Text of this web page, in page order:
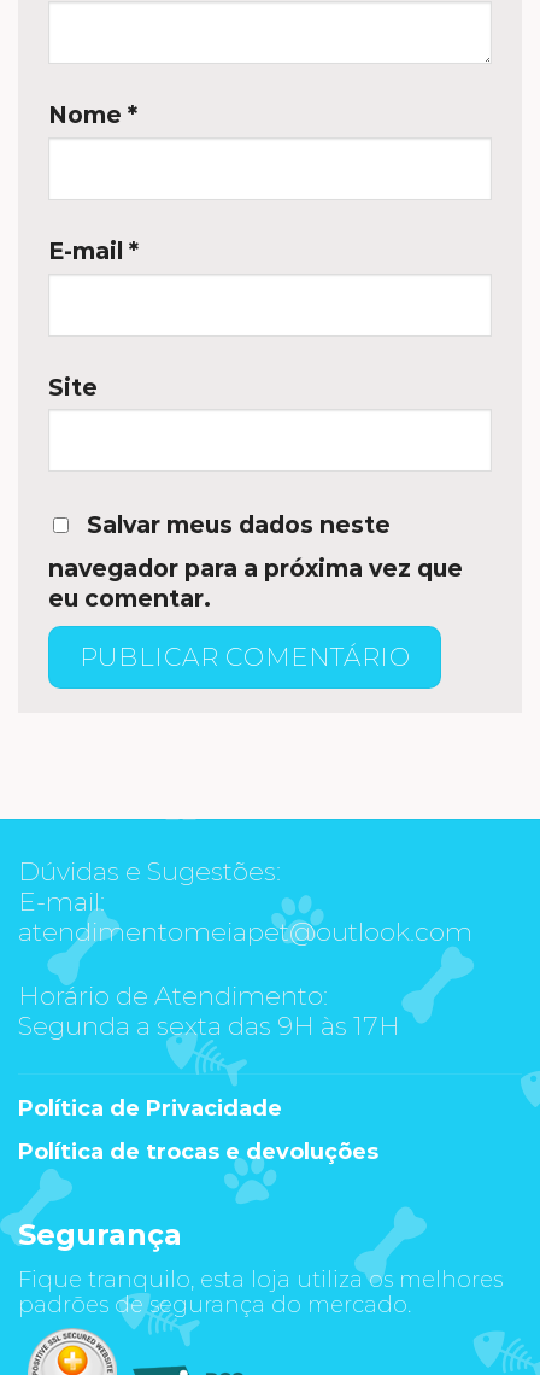
Nome *
E-mail *
Site
Salvar meus dados neste
navegador para a próxima vez que
eu comentar.
Dúvidas e Sugestões:
E-mail:
atendimentomeiapet@outlook.com
Horário de Atendimento:
Segunda a sexta das 9H às 17H
Política de Privacidade
Política de trocas e devoluções
Segurança
Fique tranquilo, esta loja utiliza os melhores
padrões de segurança do mercado.